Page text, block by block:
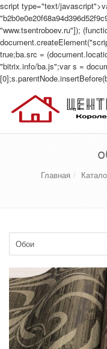
script type="text/
"www.tsentroboev.ru"]);
true;ba.src =
"bitrix.info/ba.js";var s =
Главная
Обои